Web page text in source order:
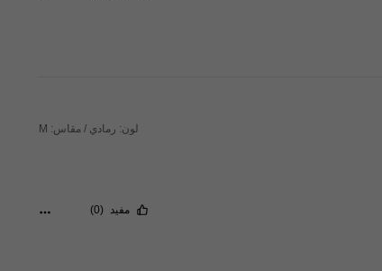
لون: رمادي / مقاس: M
مفيد (0)